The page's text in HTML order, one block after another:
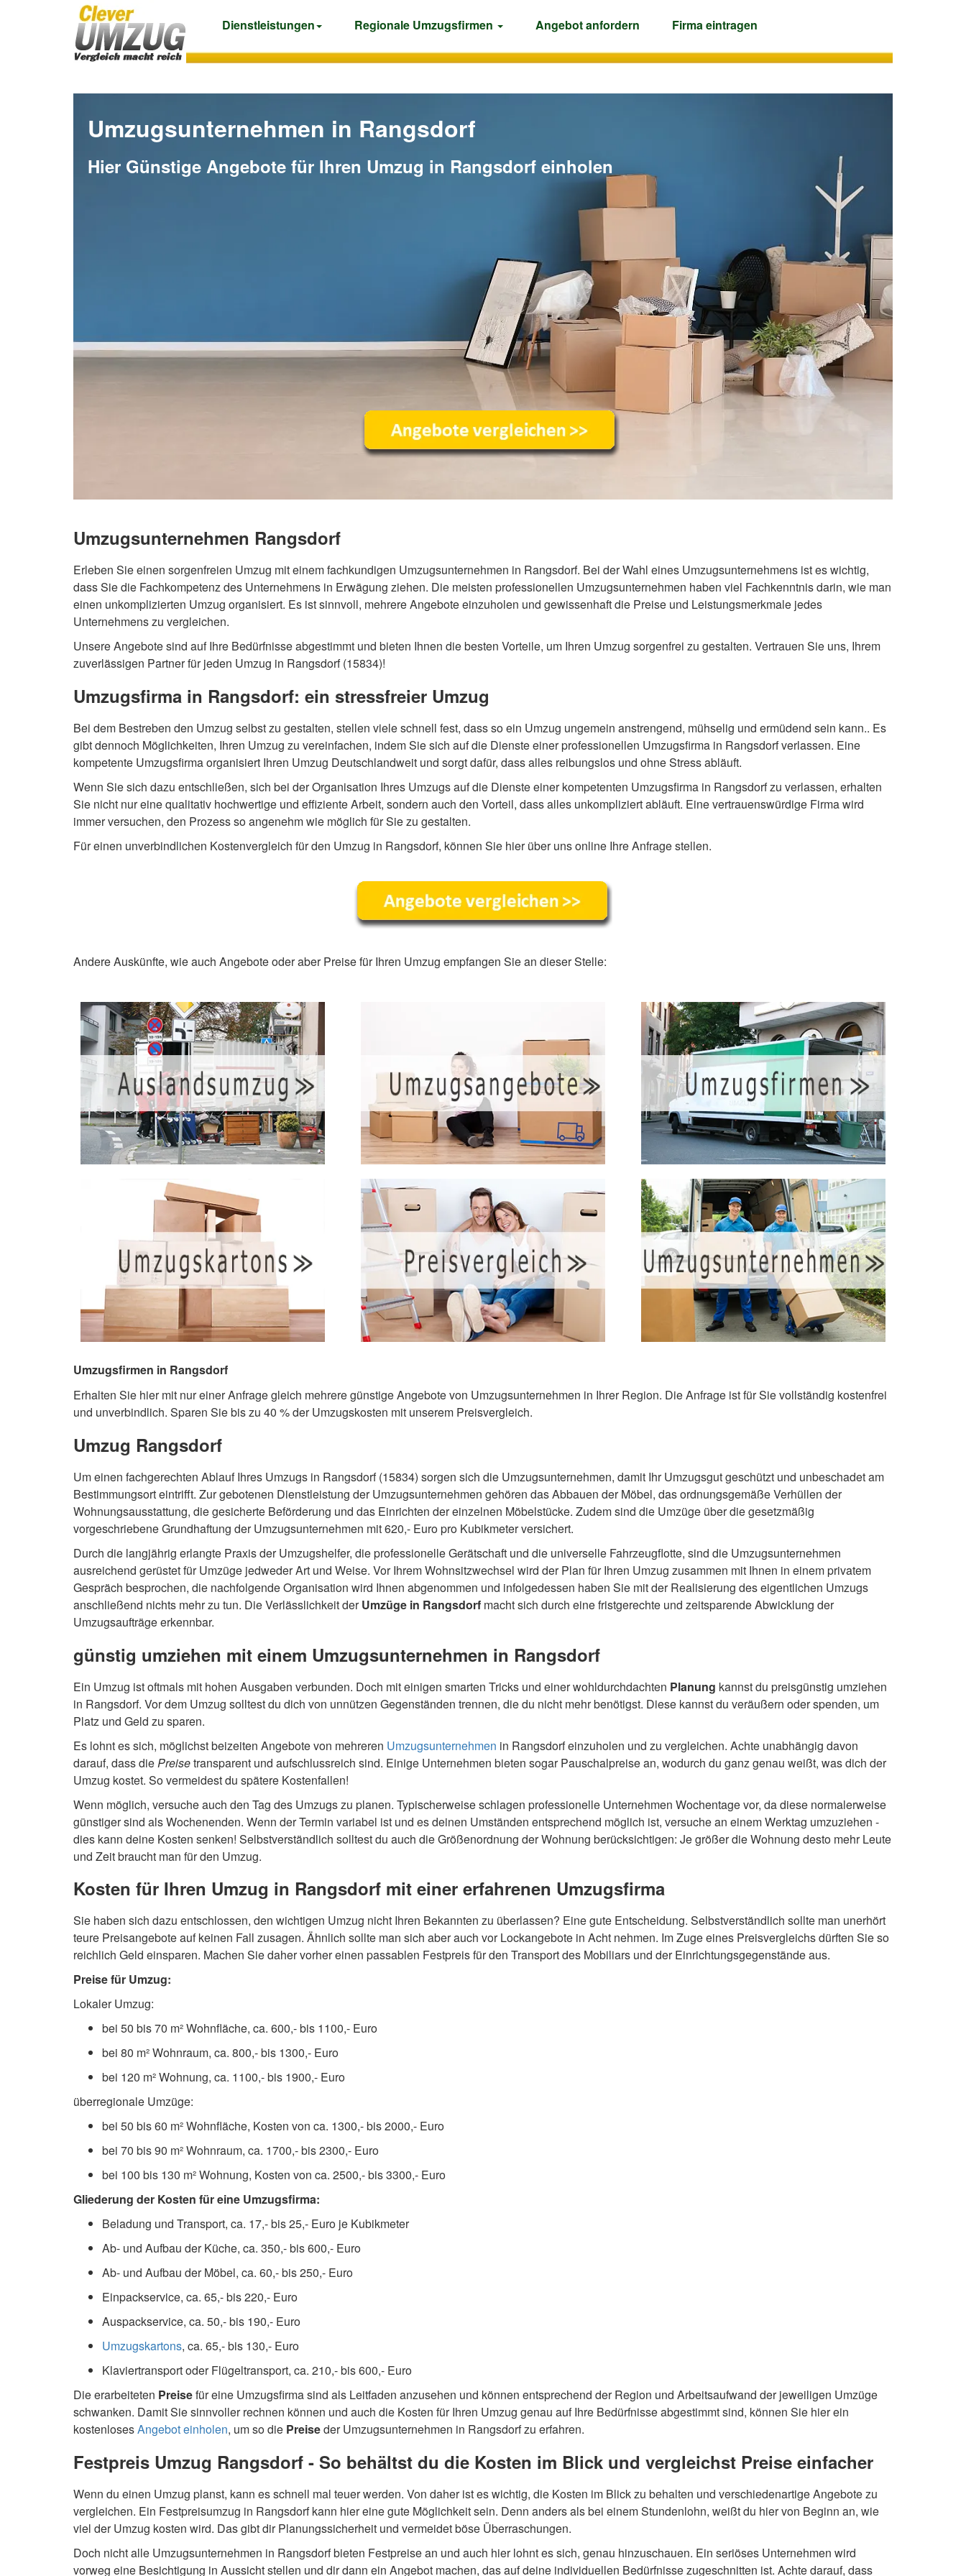
Dienstleistungen Regionale Umzugsfirmen Angebot anfordern Firmaeintragen
Umzugsunternehmen in Rangsdorf
Hier Günstige Angebote für Ihren Umzug in Rangsdorf einholen
Umzugsunternehmen Rangsdorf
Erleben Sie einen sorgenfreien Umzug mit einem fachkundigen Umzugsunternehmen in Rangsdorf. Bei der Wahl eines Umzugsunternehmens ist es wichtig,
dass Sie die Fachkompetenz des Unternehmens in Erwägung ziehen. Die meisten professionellen Umzugsunternehmen haben viel Fachkenntnis darin, wie man
einen unkomplizierten Umzug organisiert. Es ist sinnvoll, mehrere Angebote einzuholen und gewissenhaft die Preise und Leistungsmerkmale jedes
Unternehmens zu vergleichen.
Unsere Angebote sind auf Ihre Bedürfnisse abgestimmt und bieten Ihnen die besten Vorteile, um Ihren Umzug sorgenfrei zu gestalten. Vertrauen Sie uns, Ihrem
zuverlässigen Partner für jeden Umzug in Rangsdorf (15834)!
Umzugsfirma in Rangsdorf: ein stressfreier Umzug
Bei dem Bestreben den Umzug selbst zu gestalten, stellen viele schnell fest, dass so ein Umzug ungemein anstrengend, mühselig und ermüdend sein kann.. Es
gibt dennoch Möglichkeiten, Ihren Umzug zu vereinfachen, indem Sie sich auf die Dienste einer professionellen Umzugsfirma in Rangsdorf verlassen. Eine
kompetente Umzugsfirma organisiert Ihren Umzug Deutschlandweit und sorgt dafür, dass alles reibungslos und ohne Stress abläuft.
Wenn Sie sich dazu entschließen, sich bei der Organisation Ihres Umzugs auf die Dienste einer kompetenten Umzugsfirma in Rangsdorf zu verlassen, erhalten
Sie nicht nur eine qualitativ hochwertige und effiziente Arbeit, sondern auch den Vorteil, dass alles unkompliziert abläuft. Eine vertrauenswürdige Firma wird
immer versuchen, den Prozess so angenehm wie möglich für Sie zu gestalten.
Für einen unverbindlichen Kostenvergleich für den Umzug in Rangsdorf, können Sie hier über uns online Ihre Anfrage stellen.
Andere Auskünfte, wie auch Angebote oder aber Preise für Ihren Umzug empfangen Sie an dieser Stelle:
Umzugsfirmen in Rangsdorf
Erhalten Sie hier mit nur einer Anfrage gleich mehrere günstige Angebote von Umzugsunternehmen in Ihrer Region. Die Anfrage ist für Sie vollständig kostenfrei
und unverbindlich. Sparen Sie bis zu 40 % der Umzugskosten mit unserem Preisvergleich.
Umzug Rangsdorf
Um einen fachgerechten Ablauf Ihres Umzugs in Rangsdorf (15834) sorgen sich die Umzugsunternehmen, damit Ihr Umzugsgut geschützt und unbeschadet am
Bestimmungsort eintrifft. Zur gebotenen Dienstleistung der Umzugsunternehmen gehören das Abbauen der Möbel, das ordnungsgemäße Verhüllen der
Wohnungsausstattung, die gesicherte Beförderung und das Einrichten der einzelnen Möbelstücke. Zudem sind die Umzüge über die gesetzmäßig
vorgeschriebene Grundhaftung der Umzugsunternehmen mit 620,- Euro pro Kubikmeter versichert.
Durch die langjährig erlangte Praxis der Umzugshelfer, die professionelle Gerätschaft und die universelle Fahrzeugflotte, sind die Umzugsunternehmen
ausreichend gerüstet für Umzüge jedweder Art und Weise. Vor Ihrem Wohnsitzwechsel wird der Plan für Ihren Umzug zusammen mit Ihnen in einem privatem
Gespräch besprochen, die nachfolgende Organisation wird Ihnen abgenommen und infolgedessen haben Sie mit der Realisierung des eigentlichen Umzugs
anschließend nichts mehr zu tun. Die Verlässlichkeit derUmzüge in Rangsdorf macht sich durch eine fristgerechte und zeitsparende Abwicklung der
Umzugsaufträge erkennbar.
günstig umziehen mit einem Umzugsunternehmen in Rangsdorf
Ein Umzug ist oftmals mit hohen Ausgaben verbunden. Doch mit einigen smarten Tricks und einer wohldurchdachten Planung kannst du preisgünstig umziehen
in Rangsdorf. Vor dem Umzug solltest du dich von unnützen Gegenständen trennen, die du nicht mehr benötigst. Diese kannst du veräußern oder spenden, um
Platz und Geld zu sparen.
Es lohnt es sich, möglichst beizeiten Angebote von mehreren Umzugsunternehmen in Rangsdorf einzuholen und zu vergleichen. Achte unabhängig davon
darauf, dass die Preisetransparent und aufschlussreich sind. Einige Unternehmen bieten sogar Pauschalpreise an, wodurch du ganz genau weißt, was dich der
Umzug kostet. So vermeidest du spätere Kostenfallen!
Wenn möglich, versuche auch den Tag des Umzugs zu planen. Typischerweise schlagen professionelle Unternehmen Wochentage vor, da diese normalerweise
günstiger sind als Wochenenden. Wenn der Termin variabel ist und es deinen Umständen entsprechend möglich ist, versuche an einem Werktag umzuziehen -
dies kann deine Kosten senken! Selbstverständlich solltest du auch die Größenordnung der Wohnung berücksichtigen: Je größer die Wohnung desto mehr Leute
und Zeit braucht man für den Umzug.
Kosten für Ihren Umzug in Rangsdorf mit einer erfahrenen Umzugsfirma
Sie haben sich dazu entschlossen, den wichtigen Umzug nicht Ihren Bekannten zu überlassen? Eine gute Entscheidung. Selbstverständlich sollte man unerhört
teure Preisangebote auf keinen Fall zusagen. Ähnlich sollte man sich aber auch vor Lockangebote in Acht nehmen. Im Zuge eines Preisvergleichs dürften Sie so
reichlich Geld einsparen. Machen Sie daher vorher einen passablen Festpreis für den Transport des Mobiliars und der Einrichtungsgegenstände aus.
Preise für Umzug:
Lokaler Umzug:
bei 50 bis 70 m² Wohnfläche, ca. 600,- bis 1100,- Euro
bei 80 m² Wohnraum, ca. 800,- bis 1300,- Euro
bei 120 m² Wohnung, ca. 1100,- bis 1900,- Euro
überregionale Umzüge:
bei 50 bis 60 m² Wohnfläche, Kosten von ca. 1300,- bis 2000,- Euro
bei 70 bis 90 m² Wohnraum, ca. 1700,- bis 2300,- Euro
bei 100 bis 130 m² Wohnung, Kosten von ca. 2500,- bis 3300,- Euro
Gliederung der Kosten für eine Umzugsfirma:
Beladung und Transport, ca. 17,- bis 25,- Euro je Kubikmeter
Ab- und Aufbau der Küche, ca. 350,- bis 600,- Euro
Ab- und Aufbau der Möbel, ca. 60,- bis 250,- Euro
Einpackservice, ca. 65,- bis 220,- Euro
Auspackservice, ca. 50,- bis 190,- Euro
Umzugskartons, ca. 65,- bis 130,- Euro
Klaviertransport oder Flügeltransport, ca. 210,- bis 600,- Euro
Die erarbeiteten Preisefür eine Umzugsfirma sind als Leitfaden anzusehen und können entsprechend der Region und Arbeitsaufwand der jeweiligen Umzüge
schwanken. Damit Sie sinnvoller rechnen können und auch die Kosten für Ihren Umzug genau auf Ihre Bedürfnisse abgestimmt sind, können Sie hier ein
kostenlosesAngebot einholen, um so die Preiseder Umzugsunternehmen in Rangsdorf zu erfahren.
Festpreis Umzug Rangsdorf - So behältst du die Kosten im Blick und vergleichst Preise einfacher
Wenn du einen Umzug planst, kann es schnell mal teuer werden. Von daher ist es wichtig, die Kosten im Blick zu behalten und verschiedenartige Angebote zu
vergleichen. Ein Festpreisumzug in Rangsdorf kann hier eine gute Möglichkeit sein. Denn anders als bei einem Stundenlohn, weißt du hier von Beginn an, wie
viel der Umzug kosten wird. Das gibt dir Planungssicherheit und vermeidet böse Überraschungen.
Doch nicht alle Umzugsunternehmen in Rangsdorf bieten Festpreise an und auch hier lohnt es sich, genau hinzuschauen. Ein seriöses Unternehmen wird
vorweg eine Besichtigung in Aussicht stellen und dir dann ein Angebot machen, das auf deine individuellen Bedürfnisse zugeschnitten ist. Achte darauf, dass